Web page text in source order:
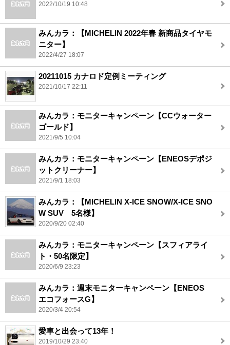
2022/10/19 10:48
みんカラ：【MICHELIN 2022年春 新商品タイヤモ
ニター】
2022/4/27 18:07
20211015 カナロド定例ミーティング
2021/10/17 22:11
みんカラ：モニターキャンペーン【CCウォーター
ゴールド】
2021/9/5 10:04
みんカラ：モニターキャンペーン【ENEOSデポジ
ットクリーナー】
2021/9/1 18:03
みんカラ：【MICHELIN X-ICE SNOW/X-ICE SNO
W SUV 5名様】
2020/9/20 02:40
みんカラ：モニターキャンペーン【スフィアライ
ト・50名限定】
2020/6/9 23:23
みんカラ：週末モニターキャンペーン【ENEOS
エコフォースG】
2020/3/4 20:54
愛車と出会って13年！
2019/10/29 23:40